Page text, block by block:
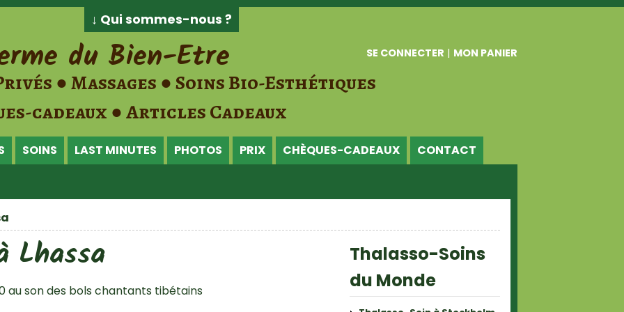
↓ Qui sommes-nous ?
SE CONNECTER | MON PANIER
du Bien-Etre
● Massages ● Soins Bio-Esthétiques
cadeaux ● Articles Cadeaux
SOINS LAST MINUTES PHOTOS PRIX CHÈQUES-CADEAUX CONTACT
Lhassa
au son des bols chantants tibétains
Thalasso-Soins
du Monde